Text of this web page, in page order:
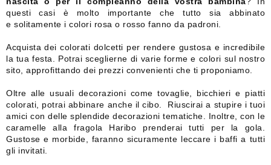
questi casi è molto importante che tutto sia abbinato
e solitamente i colori rosa o rosso fanno da padroni.
Acquista dei colorati dolcetti per rendere gustosa e incredibile
la tua festa. Potrai sceglierne di varie forme e colori sul nostro
sito, approfittando dei prezzi convenienti che ti proponiamo.
Oltre alle usuali decorazioni come tovaglie, bicchieri e piatti
colorati, potrai abbinare anche il cibo. Riuscirai a stupire i tuoi
amici con delle splendide decorazioni tematiche. Inoltre, con le
caramelle alla fragola Haribo prenderai tutti per la gola.
Gustose e morbide, faranno sicuramente leccare i baffi a tutti
gli invitati.